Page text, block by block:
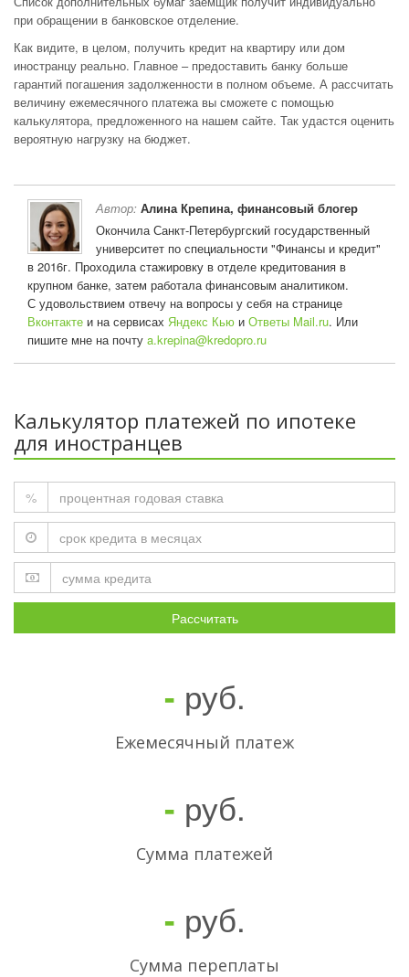
при обращении в банковское отделение.
Как видите, в целом, получить кредит на квартиру или дом
иностранцу реально. Главное – предоставить банку больше
гарантий погашения задолженности в полном объеме. А рассчитать
величину ежемесячного платежа вы сможете с помощью
калькулятора, предложенного на нашем сайте. Так удастся оценить
вероятную нагрузку на бюджет.
Автор: Алина Крепина, финансовый блогер
Окончила Санкт-Петербургский государственный
университет по специальности "Финансы и кредит"
в 2016г. Проходила стажировку в отделе кредитования в
крупном банке, затем работала финансовым аналитиком.
С удовольствием отвечу на вопросы у себя на странице
Вконтакте и на сервисах Яндекс Кью и Ответы Mail.ru. Или
пишите мне на почту a.krepina@kredopro.ru
Калькулятор платежей по ипотеке
для иностранцев
%
Рассчитать
- руб.
Ежемесячный платеж
- руб.
Cумма платежей
- руб.
Сумма переплаты